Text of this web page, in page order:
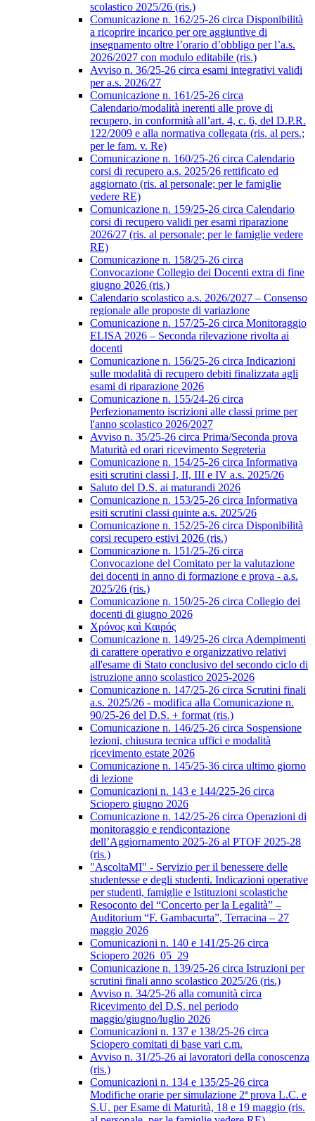
scolastico 2025/26 (ris.)
Comunicazione n. 162/25-26 circa Disponibilità
a ricoprire incarico per ore aggiuntive di
insegnamento oltre l’orario d’obbligo per l’a.s.
2026/2027 con modulo editabile (ris.)
Avviso n. 36/25-26 circa esami integrativi validi
per a.s. 2026/27
Comunicazione n. 161/25-26 circa
Calendario/modalità inerenti alle prove di
recupero, in conformità all’art. 4, c. 6, del D.P.R.
122/2009 e alla normativa collegata (ris. al pers.;
per le fam. v. Re)
Comunicazione n. 160/25-26 circa Calendario
corsi di recupero a.s. 2025/26 rettificato ed
aggiornato (ris. al personale; per le famiglie
vedere RE)
Comunicazione n. 159/25-26 circa Calendario
corsi di recupero validi per esami riparazione
2026/27 (ris. al personale; per le famiglie vedere
RE)
Comunicazione n. 158/25-26 circa
Convocazione Collegio dei Docenti extra di fine
giugno 2026 (ris.)
Calendario scolastico a.s. 2026/2027 – Consenso
regionale alle proposte di variazione
Comunicazione n. 157/25-26 circa Monitoraggio
ELISA 2026 – Seconda rilevazione rivolta ai
docenti
Comunicazione n. 156/25-26 circa Indicazioni
sulle modalità di recupero debiti finalizzata agli
esami di riparazione 2026
Comunicazione n. 155/24-26 circa
Perfezionamento iscrizioni alle classi prime per
l'anno scolastico 2026/2027
Avviso n. 35/25-26 circa Prima/Seconda prova
Maturità ed orari ricevimento Segreteria
Comunicazione n. 154/25-26 circa Informativa
esiti scrutini classi I, II, III e IV a.s. 2025/26
Saluto del D.S. ai maturandi 2026
Comunicazione n. 153/25-26 circa Informativa
esiti scrutini classi quinte a.s. 2025/26
Comunicazione n. 152/25-26 circa Disponibilità
corsi recupero estivi 2026 (ris.)
Comunicazione n. 151/25-26 circa
Convocazione del Comitato per la valutazione
dei docenti in anno di formazione e prova - a.s.
2025/26 (ris.)
Comunicazione n. 150/25-26 circa Collegio dei
docenti di giugno 2026
Χρόνος καὶ Καιρός
Comunicazione n. 149/25-26 circa Adempimenti
di carattere operativo e organizzativo relativi
all'esame di Stato conclusivo del secondo ciclo di
istruzione anno scolastico 2025-2026
Comunicazione n. 147/25-26 circa Scrutini finali
a.s. 2025/26 - modifica alla Comunicazione n.
90/25-26 del D.S. + format (ris.)
Comunicazione n. 146/25-26 circa Sospensione
lezioni, chiusura tecnica uffici e modalità
ricevimento estate 2026
Comunicazione n. 145/25-36 circa ultimo giorno
di lezione
Comunicazioni n. 143 e 144/225-26 circa
Sciopero giugno 2026
Comunicazione n. 142/25-26 circa Operazioni di
monitoraggio e rendicontazione
dell’Aggiornamento 2025-26 al PTOF 2025-28
(ris.)
"AscoltaMI" - Servizio per il benessere delle
studentesse e degli studenti. Indicazioni operative
per studenti, famiglie e Istituzioni scolastiche
Resoconto del “Concerto per la Legalità” –
Auditorium “F. Gambacurta”, Terracina – 27
maggio 2026
Comunicazioni n. 140 e 141/25-26 circa
Sciopero 2026_05_29
Comunicazione n. 139/25-26 circa Istruzioni per
scrutini finali anno scolastico 2025/26 (ris.)
Avviso n. 34/25-26 alla comunità circa
Ricevimento del D.S. nel periodo
maggio/giugno/luglio 2026
Comunicazioni n. 137 e 138/25-26 circa
Sciopero comitati di base vari c.m.
Avviso n. 31/25-26 ai lavoratori della conoscenza
(ris.)
Comunicazioni n. 134 e 135/25-26 circa
Modifiche orarie per simulazione 2ª prova L.C. e
S.U. per Esame di Maturità, 18 e 19 maggio (ris.